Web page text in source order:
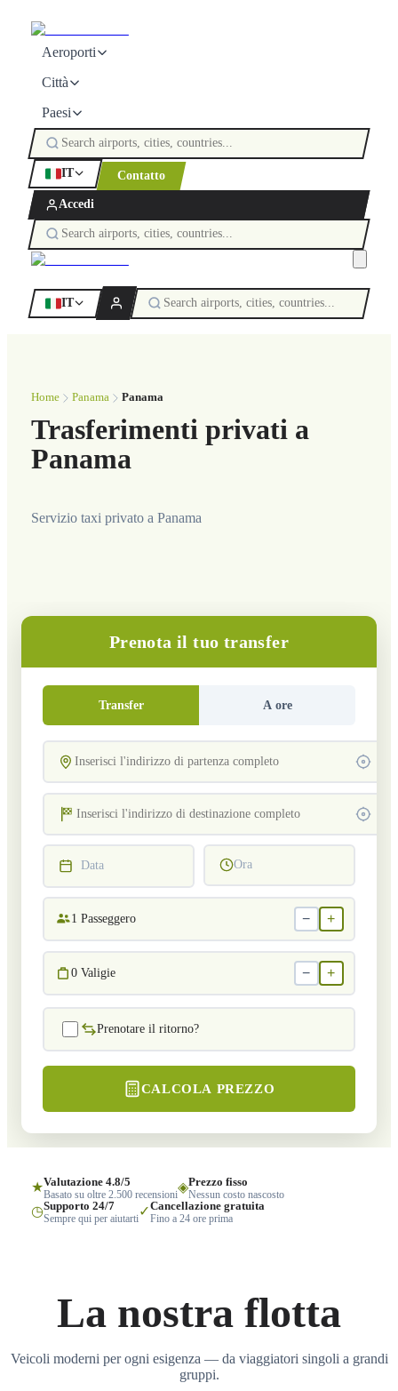
Aeroporti
Città
Paesi
IT Contatto
Accedi
IT
Home Panama Panama
Trasferimenti privati a
Panama
Servizio taxi privato a Panama
Prenota il tuo transfer
Transfer A ore
Data Ora
1 Passeggero − +
0 Valigie − +
Prenotare il ritorno?
CALCOLA PREZZO
★Valutazione 4.8/5
Basato su oltre 2.500 recensioni◈Prezzo fisso
Nessun costo nascosto
◷Supporto 24/7
Sempre qui per aiutarti✓Cancellazione gratuita
Fino a 24 ore prima
La nostra flotta
Veicoli moderni per ogni esigenza — da viaggiatori singoli a grandi
gruppi.